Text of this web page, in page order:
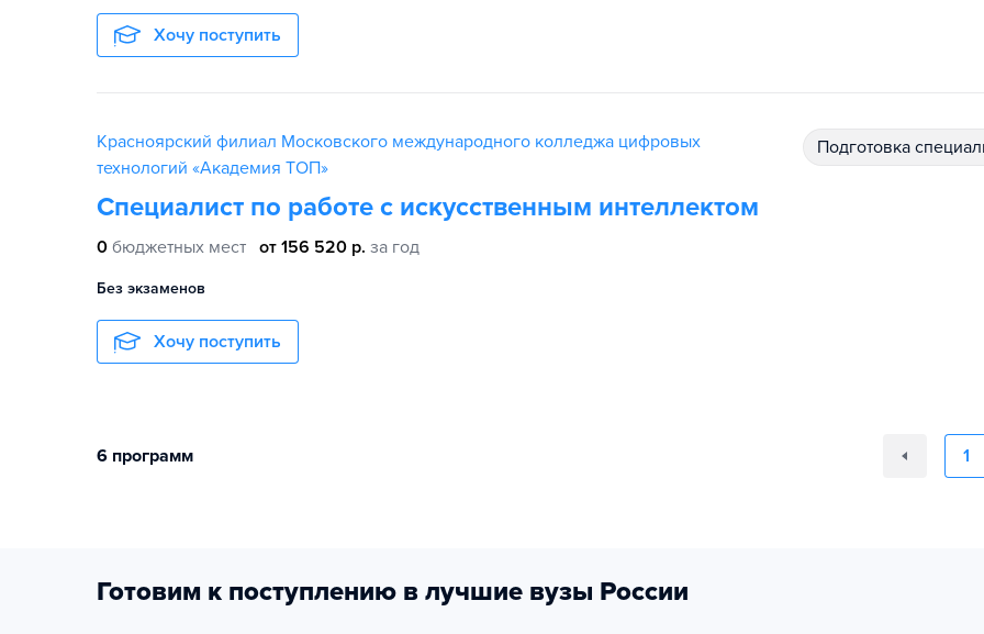
Хочу поступить
Красноярский филиал Московского международного колледжа цифровых
технологий «Академия ТОП»
Специалист по работе с искусственным интеллектом
0 бюджетных мест от 156 520 р. за год
Без экзаменов
Хочу поступить
подготовка
6 программ 1
Готовим к поступлению в лучшие вузы России